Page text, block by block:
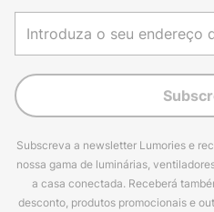
Subscreva a newsletter Lumories e
nossa gama de luminárias,
a casa conectada. Receberá
desconto, produtos promocionais e